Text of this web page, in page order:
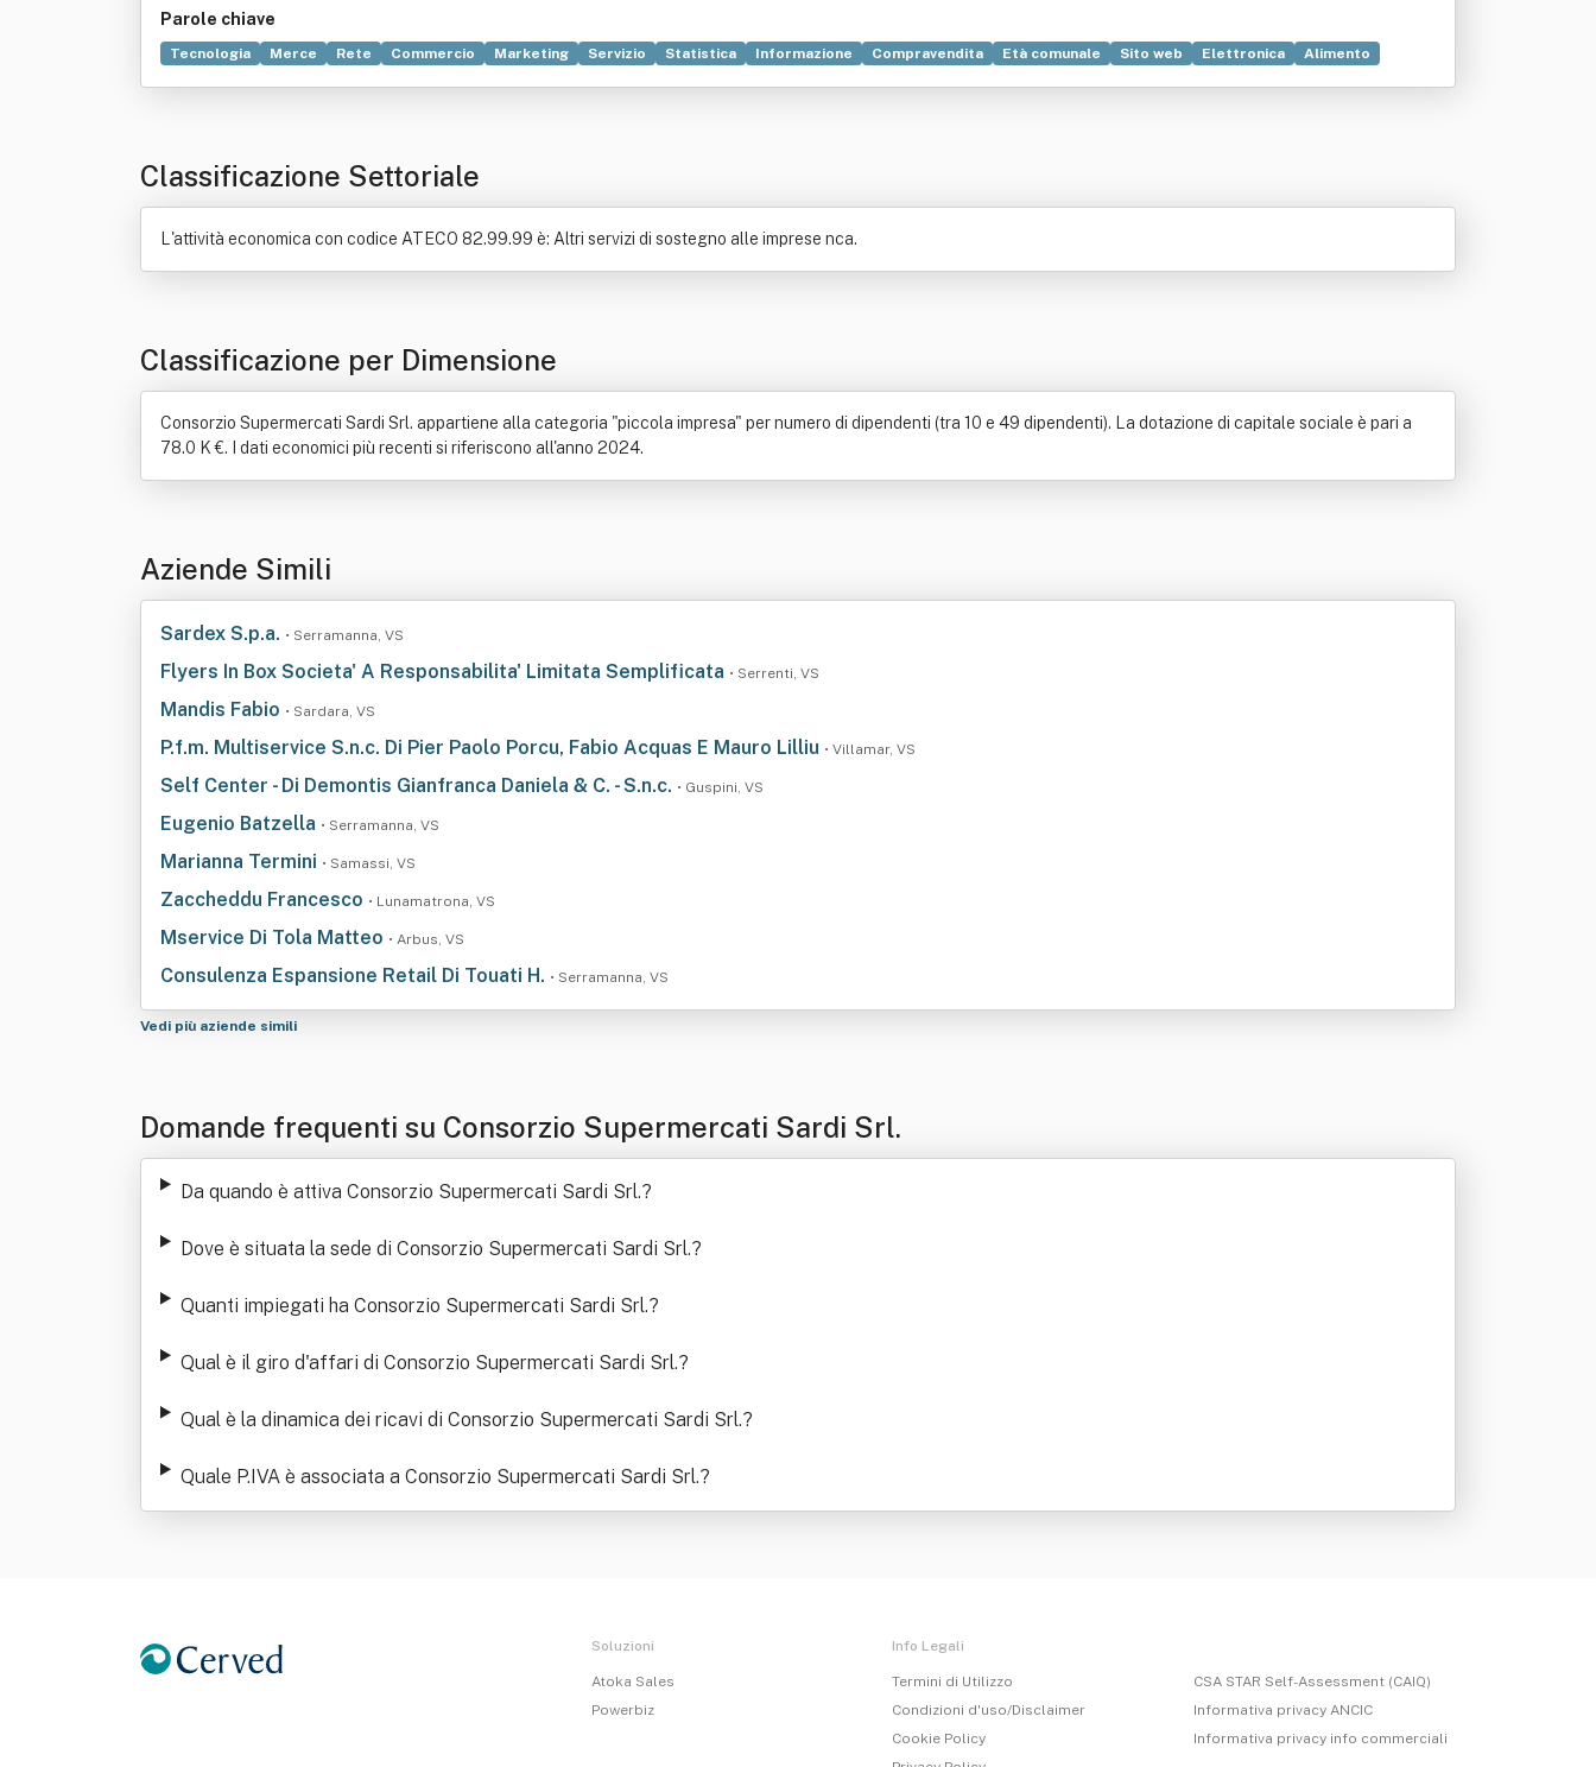
Parole chiave
Tecnologia Merce Rete Commercio Marketing Servizio Statistica Informazione Compravendita Età comunale Sito web Elettronica
Alimento
Classificazione Settoriale
L'attività economica con codice ATECO 82.99.99 è: Altri servizi di sostegno alle imprese nca.
Classificazione per Dimensione
Consorzio Supermercati Sardi Srl. appartiene alla categoria "piccola impresa" per numero di dipendenti (tra 10 e 49 dipendenti). La dotazione di capitale sociale è pari a
78.0 K €. I dati economici più recenti si riferiscono all'anno 2024.
Aziende Simili
Sardex S.p.a. • Serramanna, VS
Flyers In Box Societa' A Responsabilita' Limitata Semplificata • Serrenti, VS
Mandis Fabio • Sardara, VS
P.f.m. Multiservice S.n.c. Di Pier Paolo Porcu, Fabio Acquas E Mauro Lilliu • Villamar, VS
Self Center - Di Demontis Gianfranca Daniela & C. - S.n.c. • Guspini, VS
Eugenio Batzella • Serramanna, VS
Marianna Termini • Samassi, VS
Zaccheddu Francesco • Lunamatrona, VS
Mservice Di Tola Matteo • Arbus, VS
Consulenza Espansione Retail Di Touati H. • Serramanna, VS
Vedi più aziende simili
Domande frequenti su Consorzio Supermercati Sardi Srl.
Da quando è attiva Consorzio Supermercati Sardi Srl.?
Dove è situata la sede di Consorzio Supermercati Sardi Srl.?
Quanti impiegati ha Consorzio Supermercati Sardi Srl.?
Qual è il giro d'affari di Consorzio Supermercati Sardi Srl.?
Qual è la dinamica dei ricavi di Consorzio Supermercati Sardi Srl.?
Quale P.IVA è associata a Consorzio Supermercati Sardi Srl.?
Soluzioni
Atoka Sales
Powerbiz
Info Legali
Termini di Utilizzo
Condizioni d'uso/Disclaimer
Cookie Policy
CSA STAR Self-Assessment (CAIQ)
Informativa privacy ANCIC
Informativa privacy info commerciali